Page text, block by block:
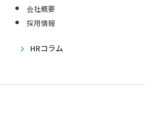
会社概要
採用情報
HRコラム